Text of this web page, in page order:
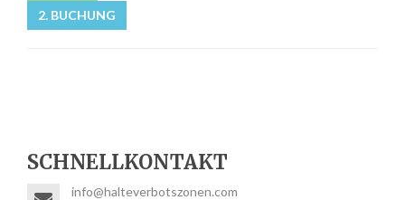
2. BUCHUNG
SCHNELLKONTAKT
info@halteverbotszonen.com